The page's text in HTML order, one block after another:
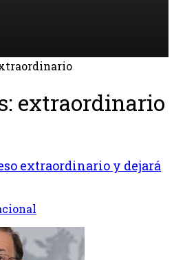
extraordinario
extraordinario y dejará